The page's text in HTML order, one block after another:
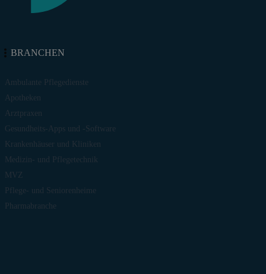
BRANCHEN
Ambulante Pflegedienste
Apotheken
Arztpraxen
Gesundheits-Apps und -Software
Krankenhäuser und Kliniken
Medizin- und Pflegetechnik
MVZ
Pflege- und Seniorenheime
Pharmabranche